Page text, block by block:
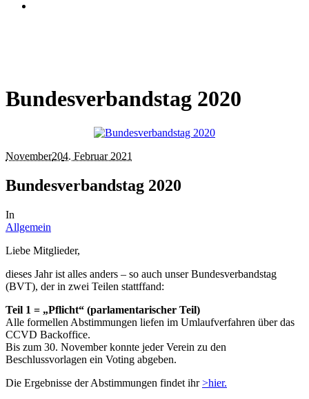
Bundesverbandstag 2020
November204. Februar 2021
Bundesverbandstag 2020
In
Allgemein
Liebe Mitglieder,
dieses Jahr ist alles anders – so auch unser Bundesverbandstag
(BVT), der in zwei Teilen stattffand:
Teil 1 = „Pflicht“ (parlamentarischer Teil)
Alle formellen Abstimmungen liefen im Umlaufverfahren über das
CCVD Backoffice.
Bis zum 30. November konnte jeder Verein zu den
Beschlussvorlagen ein Voting abgeben.
Die Ergebnisse der Abstimmungen findet ihr>hier.